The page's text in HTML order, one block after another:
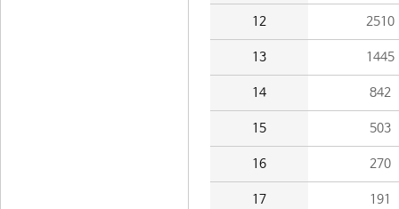
12 2510
13 1445
14 842
15 503
16 270
17 191